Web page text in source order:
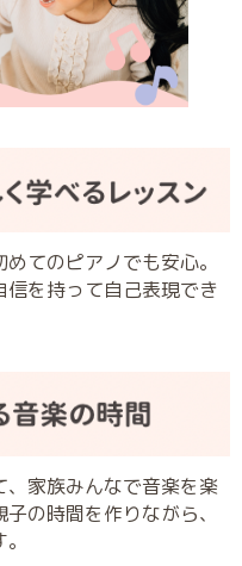
てのピアノでも安心。
を持って自己表現でき
家族みんなで音楽を楽
の時間を作りながら、